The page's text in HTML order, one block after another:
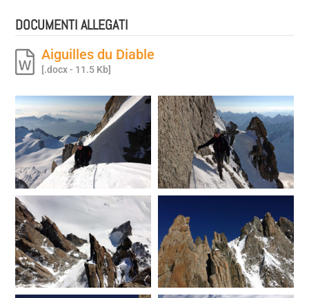
DOCUMENTI ALLEGATI
Aiguilles du Diable
[.docx - 11.5 Kb]